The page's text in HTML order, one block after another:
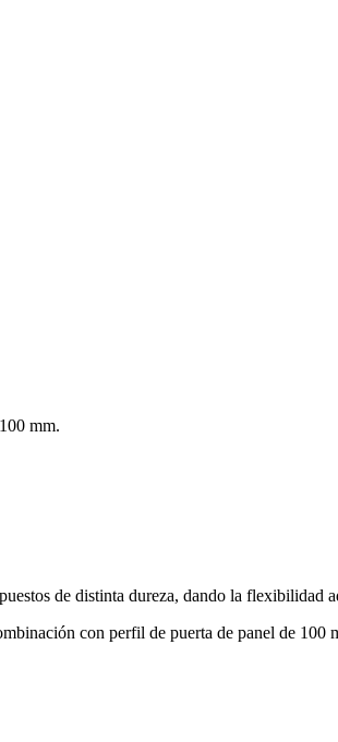
mm.
de distinta dureza, dando la flexibilidad
con perfil de puerta de panel de 100